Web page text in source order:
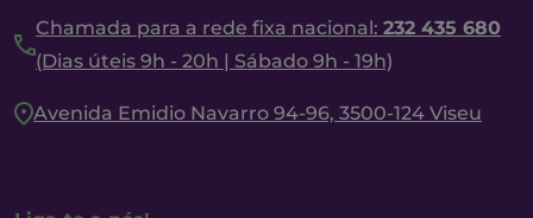
Chamada para a rede fixa nacional: 232 435 680
(Dias úteis 9h - 20h | Sábado 9h - 19h)
Avenida Emidio Navarro 94-96, 3500-124 Viseu